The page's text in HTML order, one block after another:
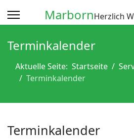
MarbornHerzlich
Terminkalender
Aktuelle Seite: Startseite
Terminkalender
Terminkalender